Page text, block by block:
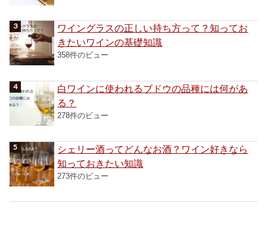
ワイングラスの正しい持ち方って？知ってお
きたいワインの基礎知識
358件のビュー
白ワインに使われるブドウの品種には何があ
る？
278件のビュー
シェリー酒ってどんなお酒？ワイン好きなら
知っておきたい知識
273件のビュー